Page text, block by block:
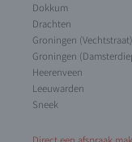
Dokkum
Drachten
Groningen (Vechtstraat)
Groningen
Heerenveen
Leeuwarden
Sneek